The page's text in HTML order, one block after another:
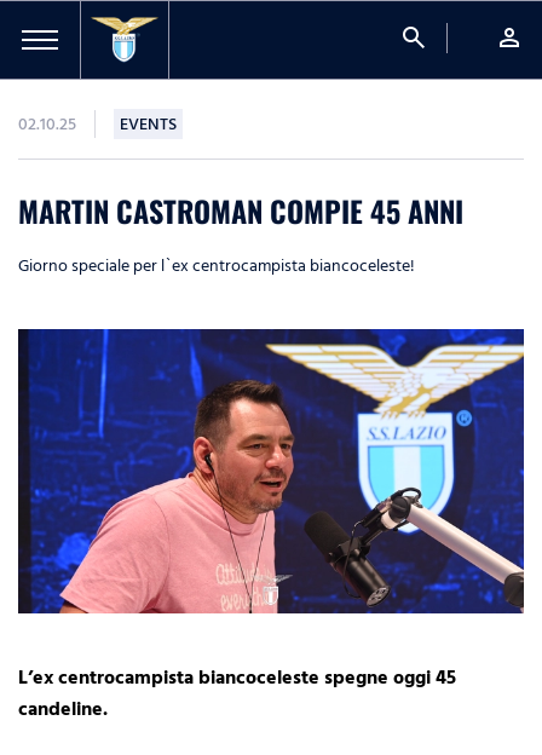
search person
02.10.25 EVENTS
MARTIN CASTROMAN COMPIE 45 ANNI
Giorno speciale per l`ex centrocampista biancoceleste!
L’ex centrocampista biancoceleste spegne oggi 45
candeline.